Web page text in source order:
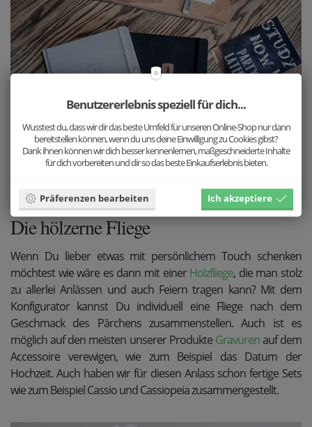
Die hölzerne Fliege
Wenn Du lieber etwas mit persönlichem Touch schenken
möchtest wie wäre es dann mit einerHolzfliege, die man stolz
zu allerlei Anlässen und auch Feiern tragen kann? Mit dem
Konfigurator kannst Du individuell eine Fliege nach dem
Geschmack des Pärchens zusammenstellen. Auch ist es
möglich auf den meisten unserer Produkte Gravurenauf dem
Accessoire verewigen, wie zum Beispiel das Datum der
Hochzeit. Auch haben wir für diesen Anlass schon fertige Sets
wie zum BeispielCassio und Cassiopeiazusammengestellt.
Benutzererlebnis speziell für dich...
Wusstest du, dass wir dir das beste Umfeld für unseren Online-Shop nur dann
bereitstellen können, wenn du uns deine Einwilligung zu Cookies gibst?
Dank ihnen können wir dich besser kennenlernen, maßgeschneiderte Inhalte
für dich vorbereiten und dir so das beste Einkaufserlebnis bieten.
Präferenzen bearbeiten Ich akzeptiere